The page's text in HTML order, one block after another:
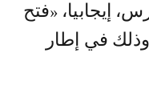
إيجابيا، «فتح
وذلك في إطار